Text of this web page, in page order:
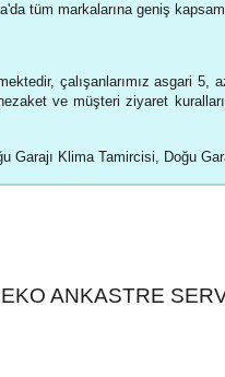
tüm markalarına geniş
çalışanlarımız asgari 5,
ve müşteri ziyaret
Garajı Klima Tamircisi, Doğu
ANKASTRE